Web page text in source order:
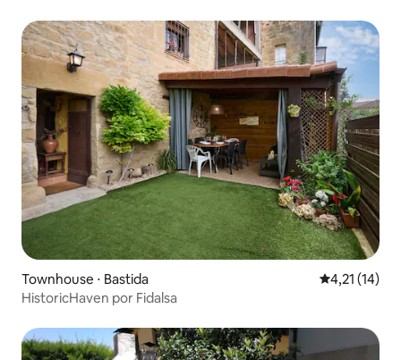
Townhouse ⋅ Bastida 4,21 de uma
4,21 (14)
HistoricHaven por Fidalsa